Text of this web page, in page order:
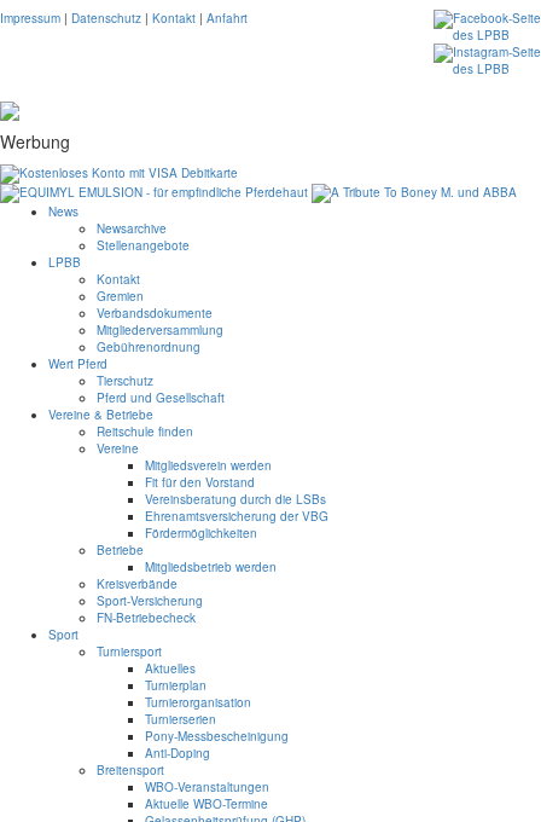
Impressum | Datenschutz | Kontakt | Anfahrt
Werbung
News
Newsarchive
Stellenangebote
LPBB
Kontakt
Gremien
Verbandsdokumente
Mitgliederversammlung
Gebührenordnung
Wert Pferd
Tierschutz
Pferd und Gesellschaft
Vereine & Betriebe
Reitschule finden
Vereine
Mitgliedsverein werden
Fit für den Vorstand
Vereinsberatung durch die LSBs
Ehrenamtsversicherung der VBG
Fördermöglichkeiten
Betriebe
Mitgliedsbetrieb werden
Kreisverbände
Sport-Versicherung
FN-Betriebecheck
Sport
Turniersport
Aktuelles
Turnierplan
Turnierorganisation
Turnierserien
Pony-Messbescheinigung
Anti-Doping
Breitensport
WBO-Veranstaltungen
Aktuelle WBO-Termine